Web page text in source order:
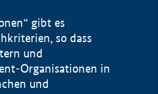
gibt es
so dass
und
Organisationen in
und
2015